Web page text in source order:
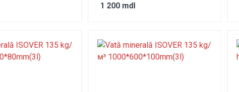
1 200 mdl